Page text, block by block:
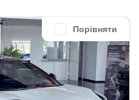
Порівняти